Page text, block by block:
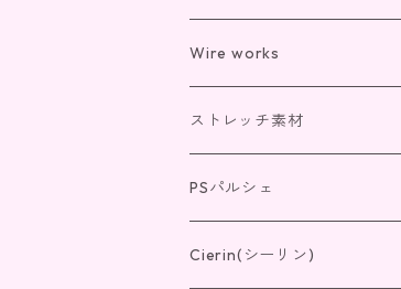
チェーン(K10)
リング
ペンダント
ピアス・イヤリング
光の桜
リング
ペンダント
光のクローバー
リング
ペンダント
紫の錬金術
リング
IV4
Wire works
リング
ペンダント
ピアス・イヤリング
ストレッチ素材
リング
ペンダント
PSパルシェ
リング
Cierin(シーリン)